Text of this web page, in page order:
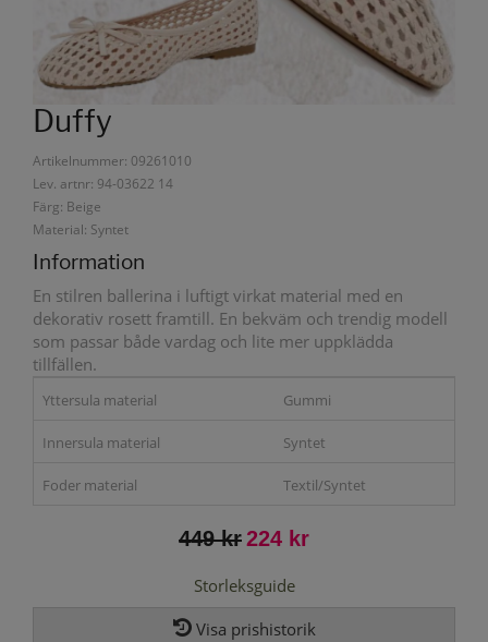
Duffy
Artikelnummer: 09261010
Lev. artnr: 94-03622 14
Färg: Beige
Material: Syntet
Information
En stilren ballerina i luftigt virkat material med en
dekorativ rosett framtill. En bekväm och trendig modell
som passar både vardag och lite mer uppklädda
tillfällen.
Yttersula material Gummi
Innersula material Syntet
Foder material Textil/Syntet
449 kr224 kr
Storleksguide
Visa prishistorik